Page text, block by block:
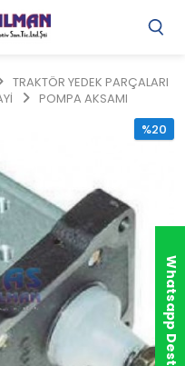
TRAKTÖR YEDEK PARÇALARI
POMPA AKSAMI
%20